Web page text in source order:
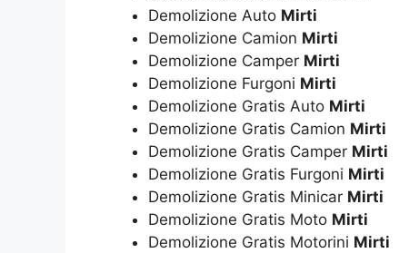
Demolizione Auto Mirti
Demolizione Camion Mirti
Demolizione Camper Mirti
Demolizione Furgoni Mirti
Demolizione Gratis Auto Mirti
Demolizione Gratis Camion Mirti
Demolizione Gratis Camper Mirti
Demolizione Gratis Furgoni Mirti
Demolizione Gratis Minicar Mirti
Demolizione Gratis Moto Mirti
Demolizione Gratis Motorini Mirti